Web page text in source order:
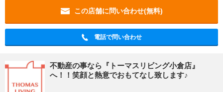
この店舗に問い合わせ(無料)
電話で問い合わせ
不動産の事なら『トーマスリビング小倉店』
へ！！笑顔と熱意でおもてなし致します♪